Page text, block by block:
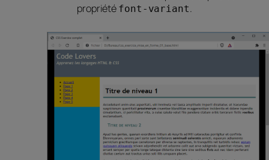
propriété font-variant.